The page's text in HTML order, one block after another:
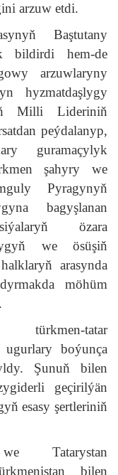
arzuw etdi.
Baştutany
bildirdi hem-de
arzuwlaryny
hyzmatdaşlygy
Milli Lideriniň
peýdalanyp,
guramaçylyk
şahyry we
Pyragynyň
bagyşlanan
özara
we ösüşiň
arasynda
möhüm
tatar
boýunça
Şunuň bilen
geçirilýän
esasy şertleriniň
Tatarystan
bilen